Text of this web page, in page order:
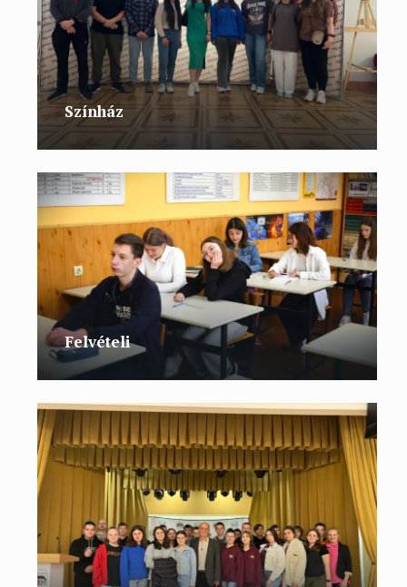
Színház
Felvételi